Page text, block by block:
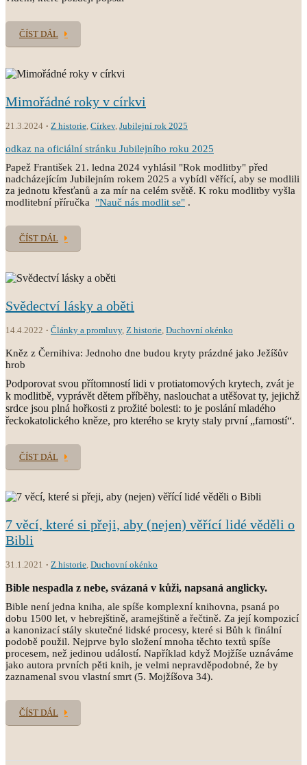
ČÍST DÁL
Mimořádné roky v církvi
21.3.2024 Z historie, Církev, Jubilejní rok 2025
odkaz na oficiální stránku Jubilejního roku 2025
Papež František 21. ledna 2024 vyhlásil "Rok modlitby" před
nadcházejícím Jubilejním rokem 2025 a vybídl věřící, aby se modlili
za jednotu křesťanů a za mír na celém světě. K roku modlitby vyšla
modlitební příručka "Nauč nás modlit se" .
ČÍST DÁL
Svědectví lásky a oběti
14.4.2022 Články a promluvy, Z historie, Duchovní okénko
Kněz z Černihiva: Jednoho dne budou kryty prázdné jako Ježíšův
hrob
Podporovat svou přítomností lidi v protiatomových krytech, zvát je
k modlitbě, vyprávět dětem příběhy, naslouchat a utěšovat ty, jejichž
srdce jsou plná hořkosti z prožité bolesti: to je poslání mladého
řeckokatolického kněze, pro kterého se kryty staly první „farností“.
ČÍST DÁL
7 věcí, které si přeji, aby (nejen) věřící lidé věděli o
Bibli
31.1.2021 Z historie, Duchovní okénko
Bible nespadla z nebe, svázaná v kůži, napsaná anglicky.
Bible není jedna kniha, ale spíše komplexní knihovna, psaná po
dobu 1500 let, v hebrejštině, aramejštině a řečtině. Za její kompozicí
a kanonizací stály skutečné lidské procesy, které si Bůh k finální
podobě použil. Nejprve bylo složení mnoha těchto textů spíše
procesem, než jedinou událostí. Například když Mojžíše uznáváme
jako autora prvních pěti knih, je velmi nepravděpodobné, že by
zaznamenal svou vlastní smrt (5. Mojžíšova 34).
ČÍST DÁL